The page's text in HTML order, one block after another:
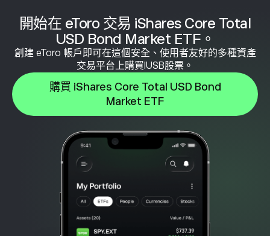
開始在 eToro 交易 iShares Core Total
USD Bond Market ETF。
創建 eToro 帳戶即可在這個安全、使用者友好的多種資產
交易平台上購買IUSB股票。
購買 iShares Core Total USD Bond
Market ETF